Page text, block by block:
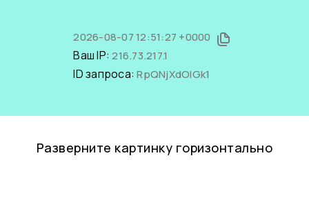
2026-08-07 12:51:27 +0000
Ваш IP:216.73.217.1
ID запроса:RpQNjXdOlGk1
Разверните картинку горизонтально